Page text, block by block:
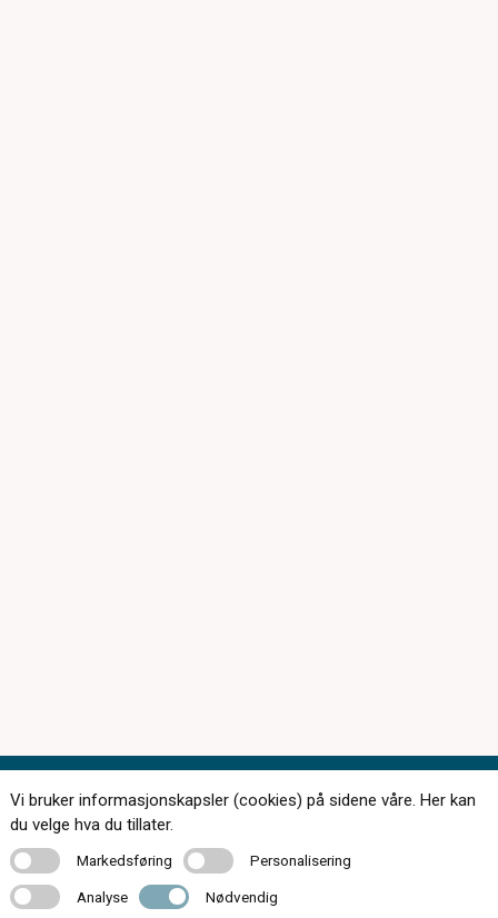
Kontakt oss
Vi bruker informasjonskapsler (cookies) på sidene våre. Her kan
du velge hva du tillater.
MarkedsføringMarkedsføring PersonaliseringPersonalisering
Analyse Analyse Nødvendig Nødvendig